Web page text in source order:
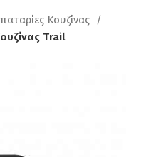
Κουζίνας
Trail